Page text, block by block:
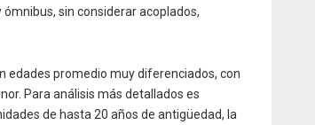
sin considerar acoplados,
edades promedio muy diferenciados, con
Para análisis más detallados es
de hasta 20 años de antigüedad, la